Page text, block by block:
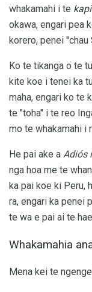
whakamahi i te kapi
okawa, engari pea
korero, penei "chau
Ko te tikanga o te
kite koe i tenei ka
maha, engari ko te
te "toha" i te reo
mo te whakamahi i
He pai ake a Adiós i
nga hoa me te
ka pai koe ki Peru,
ra, engari ka penei
te wa e pai ai te
Whakamahia
Mena kei te